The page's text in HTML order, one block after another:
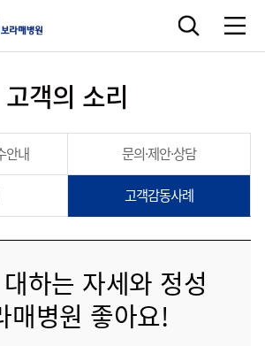
고객의 소리
안내 문의·제안·상담
고객감동사례
하는 자세와 정성
매병원 좋아요!